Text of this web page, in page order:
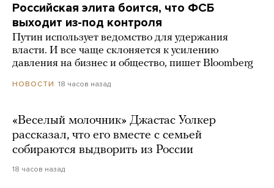
Российская элита боится, что ФСБ
выходит из-под контроля
Путин использует ведомство для удержания
власти. И все чаще склоняется к усилению
давления на бизнес и общество, пишет Bloomberg
НОВОСТИ 18 часов назад
«Веселый молочник» Джастас Уолкер
рассказал, что его вместе с семьей
собираются выдворить из России
18 часов назад